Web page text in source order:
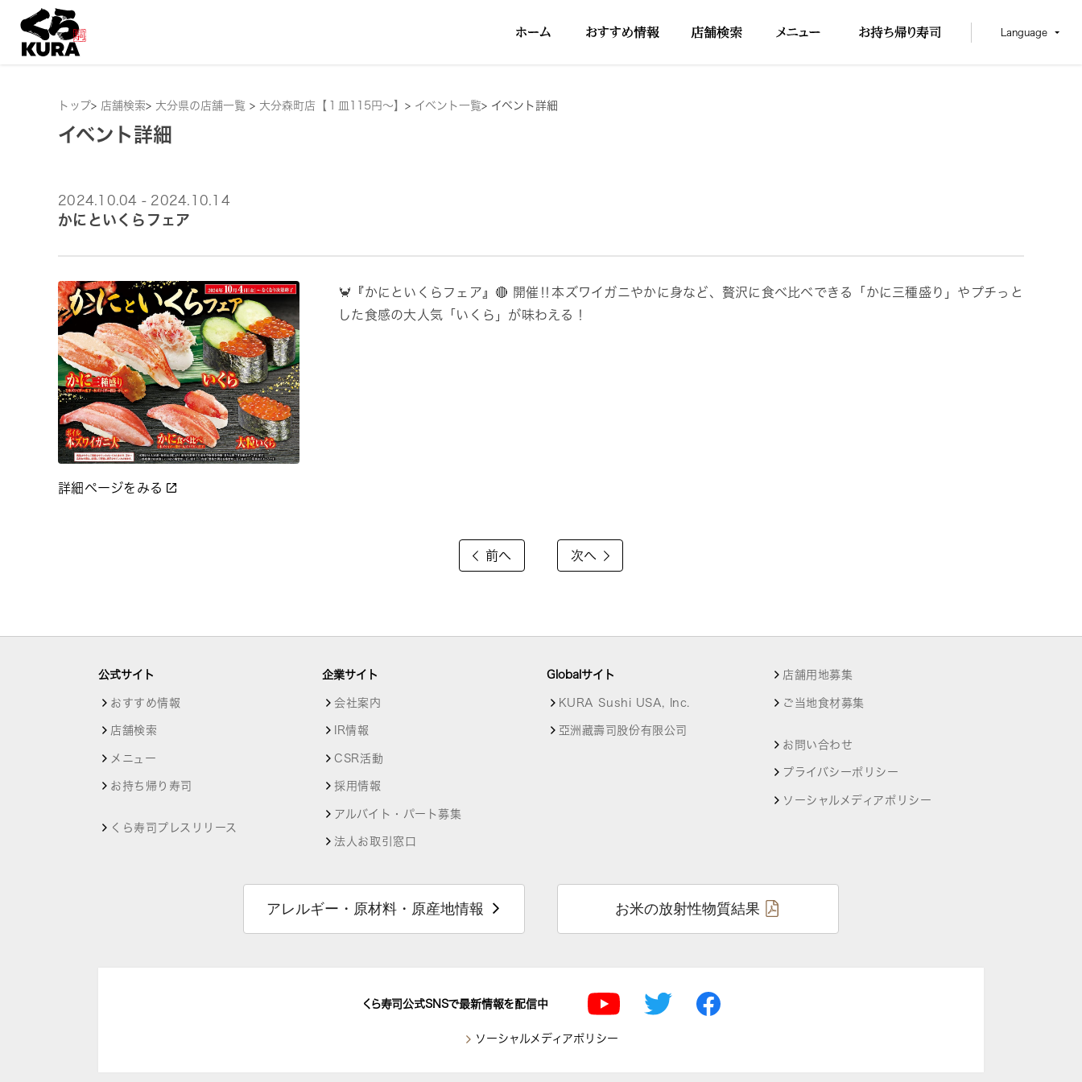
Language
トップ> 店舗検索> 大分県の店舗一覧 > 大分森町店【１皿115円～】 > イベント一覧> イベント詳細
イベント詳細
2024.10.04 - 2024.10.14
かにといくらフェア
詳細ページをみる
🦀『かにといくらフェア』🔴 開催‼本ズワイガニやかに身など、贅沢に食べ比べできる「かに三種盛り」やプチっと
した食感の大人気「いくら」が味わえる！
前へ 次へ
公式サイト
おすすめ情報
店舗検索
メニュー
お持ち帰り寿司
くら寿司プレスリリース
企業サイト
会社案内
IR情報
CSR活動
採用情報
アルバイト・パート募集
法人お取引窓口
Globalサイト
KURA Sushi USA, Inc.
亞洲藏壽司股份有限公司
店舗用地募集
ご当地食材募集
お問い合わせ
プライバシーポリシー
ソーシャルメディアポリシー
アレルギー・原材料・原産地情報 お米の放射性物質結果
くら寿司公式SNSで最新情報を配信中
ソーシャルメディアポリシー